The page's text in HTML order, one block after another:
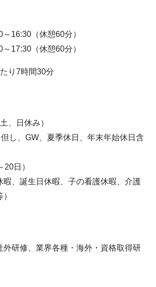
（休憩60分）
17:30（休憩60分）
り7時間30分
、日休み）
し、GW、夏季休日、年末年始休日含
日）
暇、誕生日休暇、子の看護休暇、介護
外研修、業界各種・海外・資格取得研